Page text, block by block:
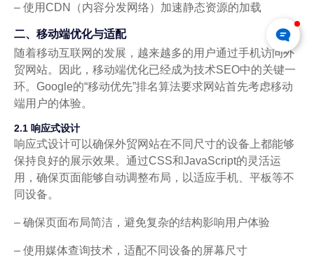
– 使用CDN（内容分发网络）加速静态资源的加载
二、移动端优化与适配
随着移动互联网的发展，越来越多的用户通过手机访问外
贸网站。因此，移动端优化已经成为技术SEO中的关键一
环。Google的“移动优先”排名算法要求网站首先考虑移动
端用户的体验。
2.1 响应式设计
响应式设计可以确保外贸网站在不同尺寸的设备上都能够
保持良好的展示效果。通过CSS和JavaScript的灵活运
用，确保页面能够自动调整布局，以适应手机、平板等不
同设备。
– 确保页面布局简洁，避免复杂的结构影响用户体验
– 使用媒体查询技术，适配不同设备的屏幕尺寸